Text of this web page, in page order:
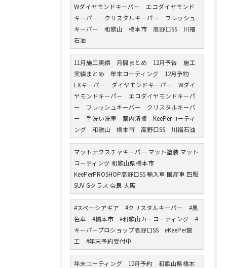
Wダイヤモンドキーパー エコダイヤモンド
キーパー クリスタルキーパー フレッシュ
キーパー 和歌山 橋本市 高野口SS 川福
石油
11月施工実績 月間まとめ 12月予告 施工
実績まとめ 年末コーティング 12月予約
EXキーパー ダイヤモンドキーパー Wダイ
ヤモンドキーパー エコダイヤモンドキーパ
ー フレッシュキーパー クリスタルキーパ
ー 手洗い洗車 室内清掃 KeePerコーティ
ング 和歌山 橋本市 高野口SS 川福石油
マットテクスチャキーパー マット塗装 マット
コーティング 和歌山県橋本市
KeePerPROSHOP高野口SS 輸入車 国産車 四駆
SUV Gクラス 奈良 大阪
#スペーシアギア #クリスタルキーパー #黒
色車 #橋本市 #和歌山カーコーティング #
キーパープロショップ高野口SS #KeePer施
工 #年末予約受付中
年末コーティング 12月予約 和歌山県橋本